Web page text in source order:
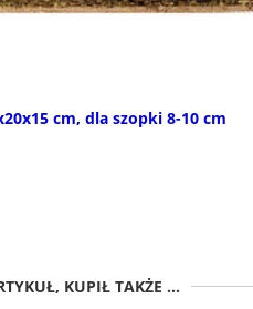
cm, dla szopki 8-10 cm
KUPIŁ TAKŻE ...